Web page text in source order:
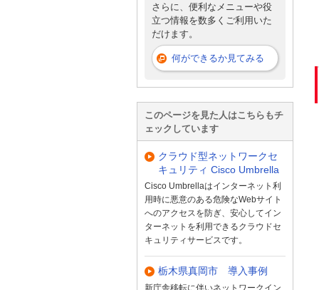
さらに、便利なメニューや役
立つ情報を数多くご利用いた
だけます。
何ができるか見てみる
このページを見た人はこちらもチ
ェックしています
クラウド型ネットワークセ
キュリティ Cisco Umbrella
Cisco Umbrellaはインターネット利
用時に悪意のある危険なWebサイト
へのアクセスを防ぎ、安心してイン
ターネットを利用できるクラウドセ
キュリティサービスです。
栃木県真岡市 導入事例
新庁舎移転に伴いネットワークイン